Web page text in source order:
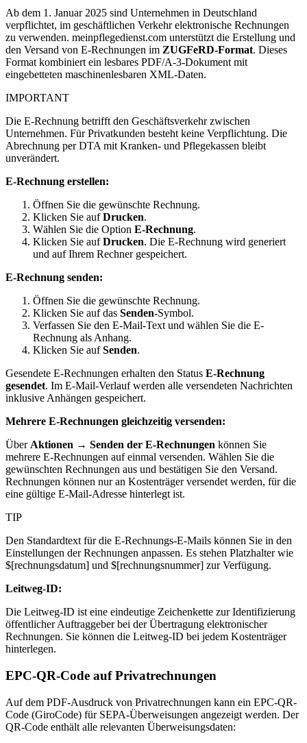
Ab dem 1. Januar 2025 sind Unternehmen in Deutschland
verpflichtet, im geschäftlichen Verkehr elektronische Rechnungen
zu verwenden. meinpflegedienst.com unterstützt die Erstellung und
den Versand von E-Rechnungen im ZUGFeRD-Format. Dieses
Format kombiniert ein lesbares PDF/A-3-Dokument mit
eingebetteten maschinenlesbaren XML-Daten.
IMPORTANT
Die E-Rechnung betrifft den Geschäftsverkehr zwischen
Unternehmen. Für Privatkunden besteht keine Verpflichtung. Die
Abrechnung per DTA mit Kranken- und Pflegekassen bleibt
unverändert.
E-Rechnung erstellen:
Öffnen Sie die gewünschte Rechnung.
Klicken Sie aufDrucken.
Wählen Sie die Option E-Rechnung.
Klicken Sie aufDrucken. Die E-Rechnung wird generiert
und auf Ihrem Rechner gespeichert.
E-Rechnung senden:
Öffnen Sie die gewünschte Rechnung.
Klicken Sie auf das Senden-Symbol.
Verfassen Sie den E-Mail-Text und wählen Sie die E-
Rechnung als Anhang.
Klicken Sie aufSenden.
Gesendete E-Rechnungen erhalten den Status E-Rechnung
gesendet. Im E-Mail-Verlauf werden alle versendeten Nachrichten
inklusive Anhängen gespeichert.
Mehrere E-Rechnungen gleichzeitig versenden:
ÜberAktionen → Senden der E-Rechnungen können Sie
mehrere E-Rechnungen auf einmal versenden. Wählen Sie die
gewünschten Rechnungen aus und bestätigen Sie den Versand.
Rechnungen können nur an Kostenträger versendet werden, für die
eine gültige E-Mail-Adresse hinterlegt ist.
TIP
Den Standardtext für die E-Rechnungs-E-Mails können Sie in den
Einstellungen der Rechnungen anpassen. Es stehen Platzhalter wie
$[rechnungsdatum] und $[rechnungsnummer] zur Verfügung.
Leitweg-ID:
Die Leitweg-ID ist eine eindeutige Zeichenkette zur Identifizierung
öffentlicher Auftraggeber bei der Übertragung elektronischer
Rechnungen. Sie können die Leitweg-ID bei jedem Kostenträger
hinterlegen.
EPC-QR-Code auf Privatrechnungen
Auf dem PDF-Ausdruck von Privatrechnungen kann ein EPC-QR-
Code (GiroCode) für SEPA-Überweisungen angezeigt werden. Der
QR-Code enthält alle relevanten Überweisungsdaten: